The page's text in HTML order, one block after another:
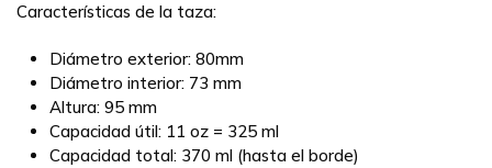
Características de la taza:
Diámetro exterior: 80mm
Diámetro interior: 73 mm
Altura: 95 mm
Capacidad útil: 11 oz = 325 ml
Capacidad total: 370 ml (hasta el borde)